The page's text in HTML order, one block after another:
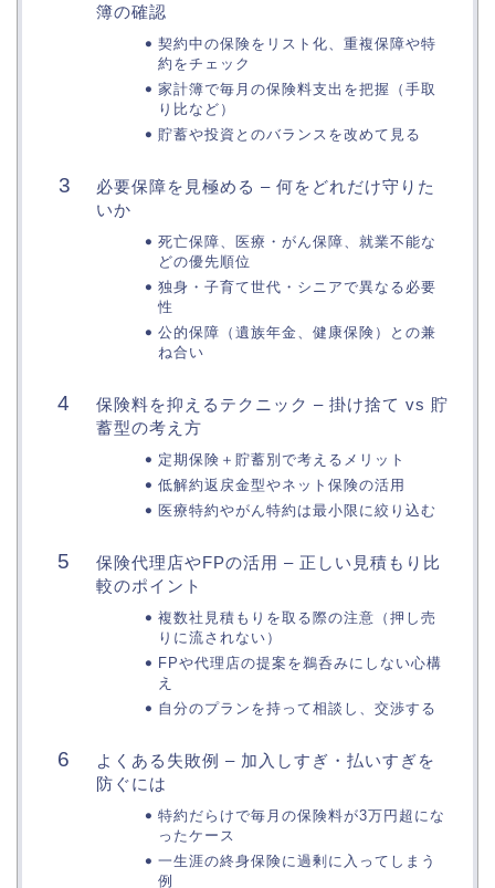
簿の確認
契約中の保険をリスト化、重複保障や特
約をチェック
家計簿で毎月の保険料支出を把握（手取
り比など）
貯蓄や投資とのバランスを改めて見る
必要保障を見極める – 何をどれだけ守りた
いか
死亡保障、医療・がん保障、就業不能な
どの優先順位
独身・子育て世代・シニアで異なる必要
性
公的保障（遺族年金、健康保険）との兼
ね合い
保険料を抑えるテクニック – 掛け捨て vs 貯
蓄型の考え方
定期保険＋貯蓄別で考えるメリット
低解約返戻金型やネット保険の活用
医療特約やがん特約は最小限に絞り込む
保険代理店やFPの活用 – 正しい見積もり比
較のポイント
複数社見積もりを取る際の注意（押し売
りに流されない）
FPや代理店の提案を鵜呑みにしない心構
え
自分のプランを持って相談し、交渉する
よくある失敗例 – 加入しすぎ・払いすぎを
防ぐには
特約だらけで毎月の保険料が3万円超にな
ったケース
一生涯の終身保険に過剰に入ってしまう
例